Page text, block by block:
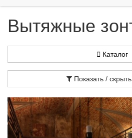
Вытяжные
Каталог
Показать /